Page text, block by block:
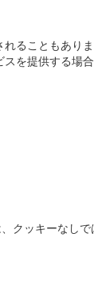
ることもあり
を提供する場
クッキーなし